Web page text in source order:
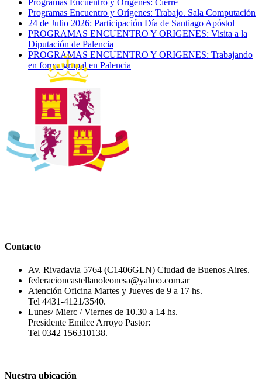
Programas Encuentro y Orígenes: Cierre
Programas Encuentro y Orígenes: Trabajo. Sala Computación
24 de Julio 2026: Participación Día de Santiago Apóstol
PROGRAMAS ENCUENTRO Y ORIGENES: Visita a la
Diputación de Palencia
PROGRAMAS ENCUENTRO Y ORIGENES: Trabajando
en forma grupal en Palencia
Contacto
Av. Rivadavia 5764 (C1406GLN) Ciudad de Buenos Aires.
federacioncastellanoleonesa@yahoo.com.ar
Atención Oficina Martes y Jueves de 9 a 17 hs.
Tel 4431-4121/3540.
Lunes/ Mierc / Viernes de 10.30 a 14 hs.
Presidente Emilce Arroyo Pastor:
Tel 0342 156310138.
Nuestra ubicación